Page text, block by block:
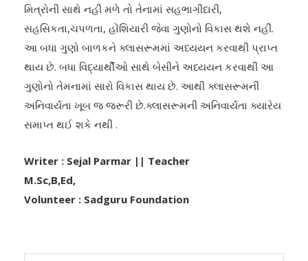
મિત્રોની સાથે નહીં મળે તો તેનામાં સહભાગીદારી,
સહસિકતા,ચપળતા, હોંશિયારી જેવા ગુણોનો વિકાસ થશે નહીં.
આ બધા ગુણો બાળકને ક્લાસરૂમમાં અધ્યયન કરવાથી પ્રાપ્ત
થાય છે. બધા વિદ્યાર્થીઓ સાથે બેસીને અધ્યયન કરવાથી આ
ગુણોનો તેમનામાં સારો વિકાસ થાય છે. આથી ક્લાસરૂમની
અનિવાર્યતા ખૂબ જ જરૂરી છે.ક્લાસરૂમની અનિવાર્યતા ક્યારેય
સમાપ્ત થઈ શકે નથી .
Writer : Sejal Parmar || Teacher
M.Sc,B,Ed,
Volunteer : Sadguru Foundation